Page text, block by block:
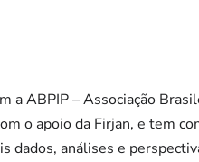
a ABPIP – Associação
o apoio da Firjan, e tem
dados, análises e